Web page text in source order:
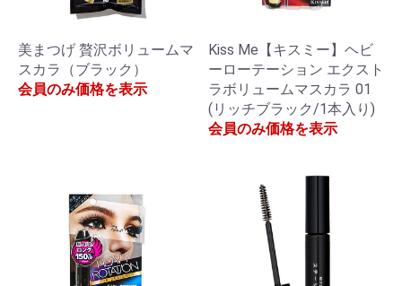
美まつげ 贅沢ボリュームマ
スカラ（ブラック）
会員のみ価格を表示
Kiss Me【キスミー】ヘビ
ーローテーション エクスト
ラボリュームマスカラ 01
(リッチブラック/1本入り)
会員のみ価格を表示